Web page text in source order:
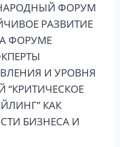
ФОРУМ
РАЗВИТИЕ
ФОРУМЕ
И УРОВНЯ
“КРИТИЧЕСКОЕ
КАК
БИЗНЕСА И